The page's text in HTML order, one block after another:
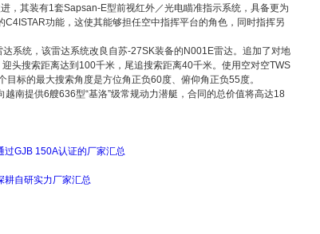
，其装有1套Sapsan-E型前视红外／光电瞄准指示系统，具备更为
功能，这使其能够担任空中指挥平台的角色，同时指挥另
系统，该雷达系统改良自苏-27SK装备的N001E雷达。追加了对地
头搜索距离达到100千米，尾追搜索距离40千米。使用空对空TWS
标的最大搜索角度是方位角正负60度、俯仰角正负55度。
南提供6艘636型“基洛”级常规动力潜艇，合同的总价值将高达18
GJB 150A认证的厂家汇总
耕自研实力厂家汇总